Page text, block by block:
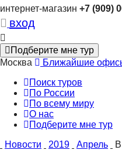
интернет-магазин +7 (909)
вход
Подберите мне тур
Москва
Ближайшие
Поиск туров
По России
По всему миру
О нас
Подберите мне тур
Новости
2019 Апрель